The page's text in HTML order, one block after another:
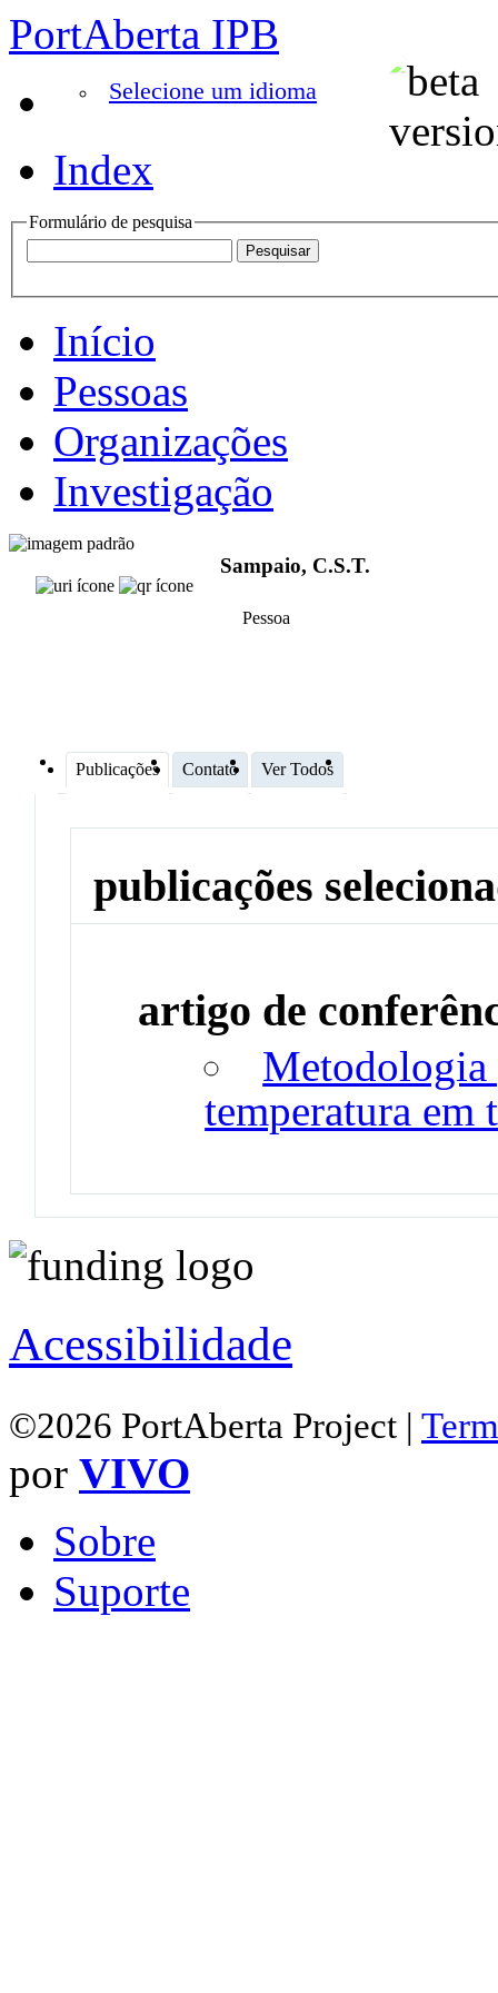
PortAberta IPB
Selecione um idioma
Index
Formulário de pesquisa
Início
Pessoas
Organizações
Investigação
Sampaio, C.S.T.
Pessoa
Publicações Contato Ver Todos
publicações
artigo de
Metodologia
temperatura em
Acessibilidade
©2026 PortAberta Project |
por VIVO
Sobre
Suporte